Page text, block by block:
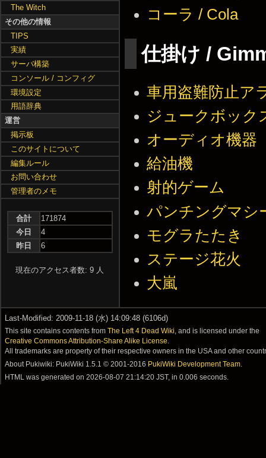
コーラ / Cola
仕掛け /
車用盗難防止ア
ジュークボック
オーディオ機器
給油機
射的ゲーム
パンチングマシ
モグラたたき
ステージ花火
大嵐
The Witch
その他の情報
TIPS
実績
サーバ構築
コンソール / コンフィグ
環境設定
用語辞典
運営
掲示板
このサイトについて
編集ルール
お問い合わせ
管理者のメモ
合計
171874
今日
4
昨日
6
現在のアクセス者数: 9 人
Last-Modified: 2009-11-18 (水) 14:09:48 (6106d)
This site contains contents from The Left 4 Dead Wiki, and is licensed under the
Creative Commons Attribution-Share Alike License.
All trademarks are property of their respective owners in the USA and other
About Pukiwiki: PukiWiki 1.5.1 © 2001-2016 PukiWiki Development Team
HTML was generated on2026-08-07 21:14:20 JST , in 0.006 seconds.